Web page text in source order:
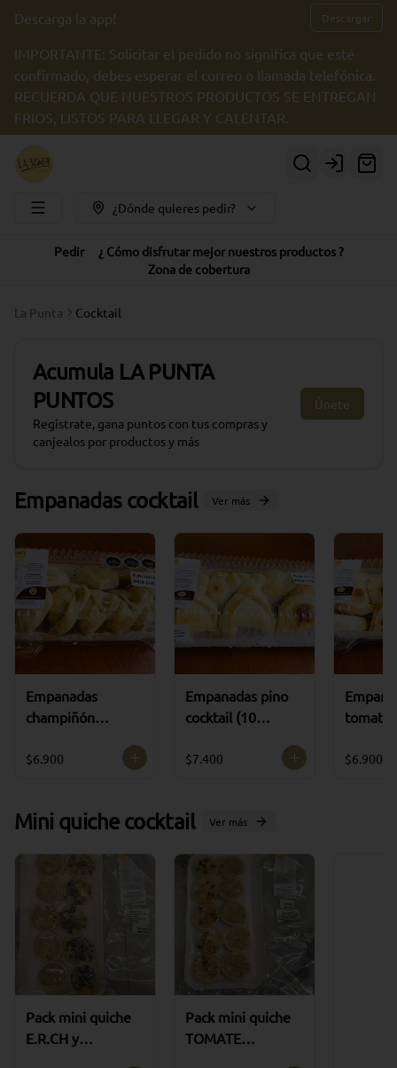
Descarga la app! Descargar
IMPORTANTE: Solicitar el pedido no significa que esté
confirmado, debes esperar el correo o llamada telefónica.
RECUERDA QUE NUESTROS PRODUCTOS SE ENTREGAN
FRIOS, LISTOS PARA LLEGAR Y CALENTAR.
Login
¿Dónde quieres pedir?
Pedir
¿ Cómo disfrutar mejor nuestros productos ?
Zona de cobertura
La Punta Cocktail
Acumula LA PUNTA
PUNTOS
Regístrate, gana puntos con tus compras y
canjealos por productos y más
Únete
Empanadas cocktail Ver más
Empanadas
champiñón
unidades)
$6.900
Empanadas pino
cocktail (10
$7.400
tomate
$6.900
Mini quiche cocktail Ver más
Pack mini quiche
E.R.CH y
Pack mini quiche
TOMATE